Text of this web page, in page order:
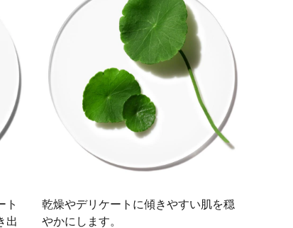
ト
出
乾燥やデリケートに傾きやすい肌を穏
やかにします。